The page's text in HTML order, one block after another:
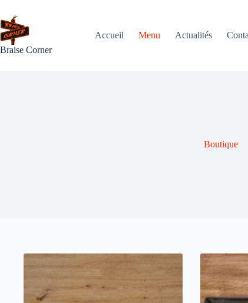
contenu
Braise Corner
Accueil Menu Actualités
Boutique